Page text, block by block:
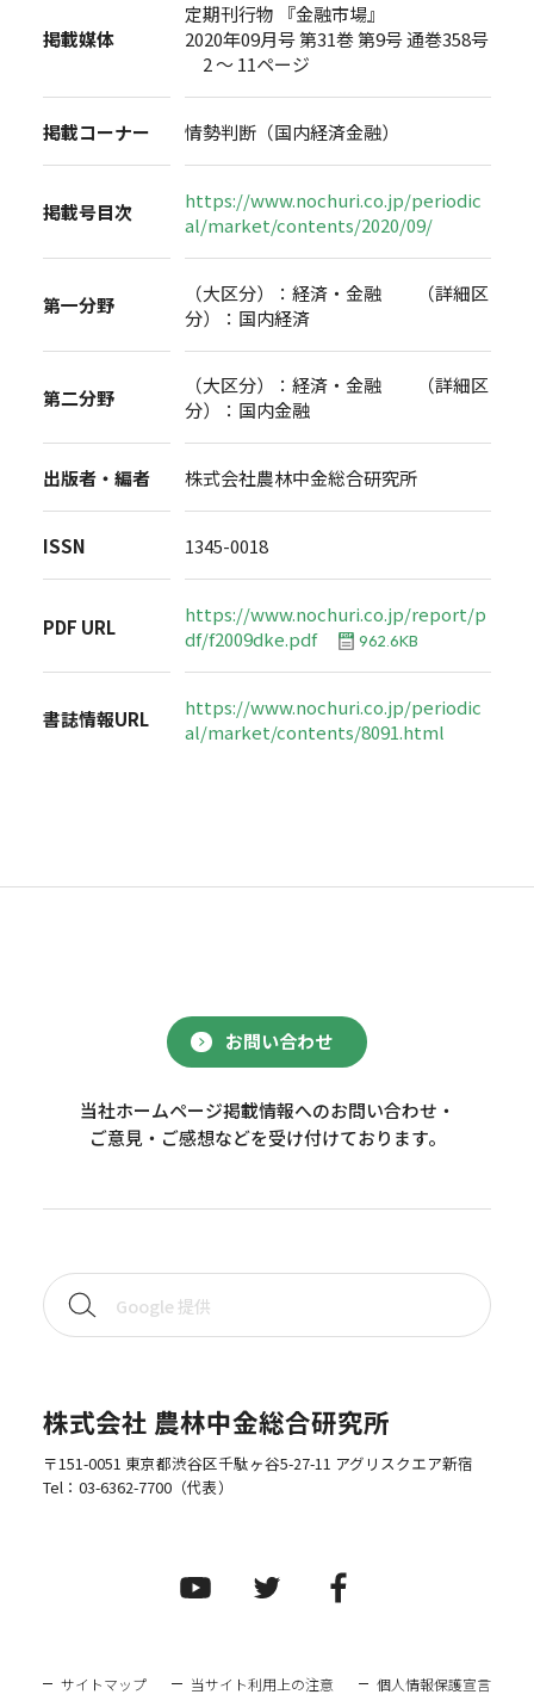
掲載媒体
定期刊行物 『金融市場』
2020年09月号 第31巻 第9号 通巻358号
2 ～ 11ページ
掲載コーナー 情勢判断（国内経済金融）
掲載号目次
https://www.nochuri.co.jp/periodic
al/market/contents/2020/09/
第一分野
（大区分）：経済・金融 （詳細区
分）：国内経済
第二分野
（大区分）：経済・金融 （詳細区
分）：国内金融
出版者・編者 株式会社農林中金総合研究所
ISSN 1345-0018
PDF URL
https://www.nochuri.co.jp/report/p
df/f2009dke.pdf
962.6KB
書誌情報URL
https://www.nochuri.co.jp/periodic
al/market/contents/8091.html
お問い合わせ
当社ホームページ掲載情報へのお問い合わせ・
ご意見・ご感想などを受け付けております。
株式会社 農林中金総合研究所
〒151-0051 東京都渋谷区千駄ヶ谷5-27-11 アグリスクエア新宿
Tel： 03-6362-7700（代表）
サイトマップ 当サイト利用上の注意 個人情報保護宣言